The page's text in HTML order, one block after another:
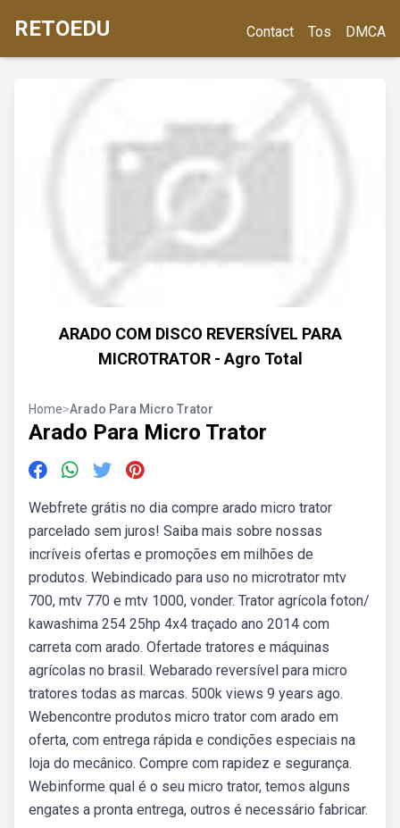
RETOEDU Contact Tos DMCA
ARADO COM DISCO REVERSÍVEL PARA
MICROTRATOR - Agro Total
Home>Arado Para Micro Trator
Arado Para Micro Trator
Webfrete grátis no dia compre arado micro trator
parcelado sem juros! Saiba mais sobre nossas
incríveis ofertas e promoções em milhões de
produtos. Webindicado para uso no microtrator mtv
700, mtv 770 e mtv 1000, vonder. Trator agrícola foton/
kawashima 254 25hp 4x4 traçado ano 2014 com
carreta com arado. Ofertade tratores e máquinas
agrícolas no brasil. Webarado reversível para micro
tratores todas as marcas. 500k views 9 years ago.
Webencontre produtos micro trator com arado em
oferta, com entrega rápida e condições especiais na
loja do mecânico. Compre com rapidez e segurança.
Webinforme qual é o seu micro trator, temos alguns
engates a pronta entrega, outros é necessário fabricar.